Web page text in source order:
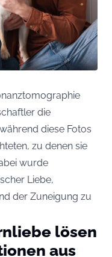
die
diese Fotos
zu denen sie
wurde
Liebe,
der Zuneigung zu
lösen
aus